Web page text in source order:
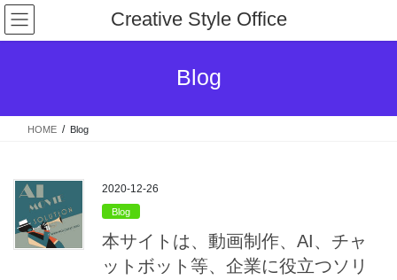
コ
ン
テ
ス
ナ
ビ
ゲ
ン
Creative Style Office
Blog
HOME Blog
2020-12-26
Blog
本サイトは、動画制作、AI、チャ
ットボット等、企業に役立つソリ